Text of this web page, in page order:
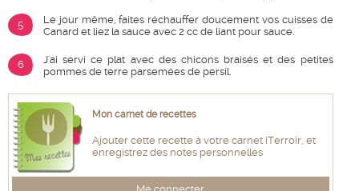
5
Le jour même, faites réchauffer doucement vos cuisses de
Canard et liez la sauce avec 2 cc de liant pour sauce.
6
J'ai servi ce plat avec des chicons braisés et des petites
pommes de terre parsemées de persil.
Mon carnet de recettes
Ajouter cette recette à votre carnet iTerroir, et
enregistrez des notes personnelles